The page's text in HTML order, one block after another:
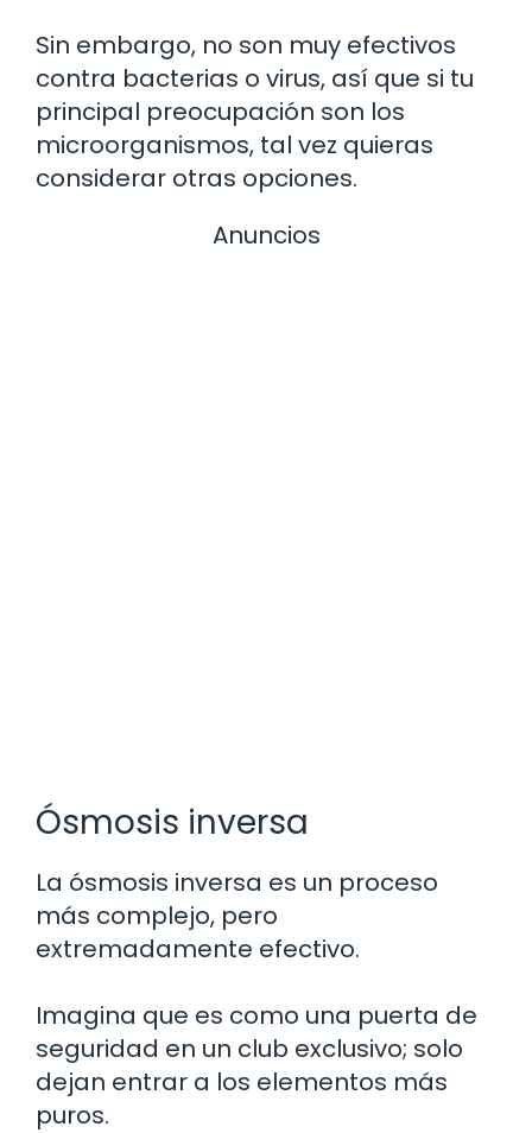
Sin embargo, no son muy efectivos
contra bacterias o virus, así que si tu
principal preocupación son los
microorganismos, tal vez quieras
considerar otras opciones.
Anuncios
Ósmosis inversa
La ósmosis inversa es un proceso
más complejo, pero
extremadamente efectivo.
Imagina que es como una puerta de
seguridad en un club exclusivo; solo
dejan entrar a los elementos más
puros.